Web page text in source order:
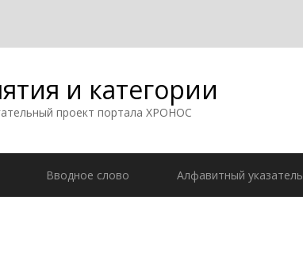
и категории
проект портала ХРОНОС
Вводное слово Алфавитный указатель